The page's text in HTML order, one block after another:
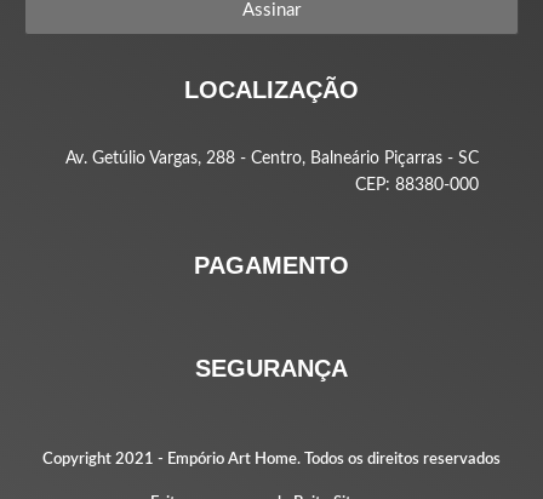
Assinar
LOCALIZAÇÃO
Av. Getúlio Vargas, 288 - Centro, Balneário Piçarras - SC
CEP: 88380-000
PAGAMENTO
SEGURANÇA
Copyright 2021 - Empório Art Home. Todos os direitos reservados